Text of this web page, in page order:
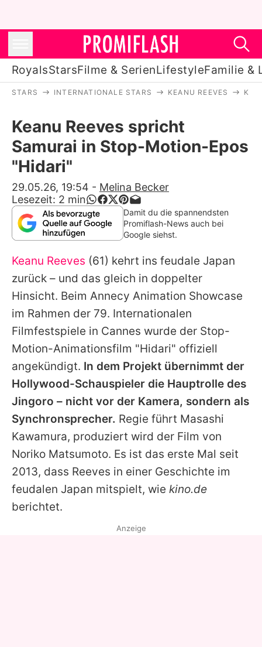
RoyalsStarsFilme & SerienLifestyleFamilie &
Stars
Filme & Serien
Lifestyle
Familie & Liebe
Promiflash Exklusiv
Alle Themen auf Promiflash
Jobs
App runterladen
Team
Redaktionelle Richtlinien
Impressum
Datenschutzerklärung
Nutzungsbedingungen
Utiq verwalten
STARS INTERNATIONALE STARS KEANU REEVES
Keanu Reeves spricht
Samurai in Stop-Motion-Epos
"Hidari"
29.05.26, 19:54 - Melina Becker
Lesezeit: 2 min
Damit du die spannendsten
Promiflash-News auch bei
Google siehst.
Keanu Reeves (61) kehrt ins feudale Japan
zurück – und das gleich in doppelter
Hinsicht. Beim Annecy Animation Showcase
im Rahmen der 79. Internationalen
Filmfestspiele in Cannes wurde der Stop-
Motion-Animationsfilm "Hidari" offiziell
angekündigt. In dem Projekt übernimmt der
Hollywood-Schauspieler die Hauptrolle des
Jingoro – nicht vor der Kamera, sondern als
Synchronsprecher. Regie führt Masashi
Kawamura, produziert wird der Film von
Noriko Matsumoto. Es ist das erste Mal seit
2013, dass Reeves in einer Geschichte im
feudalen Japan mitspielt, wie kino.de
berichtet.
Anzeige